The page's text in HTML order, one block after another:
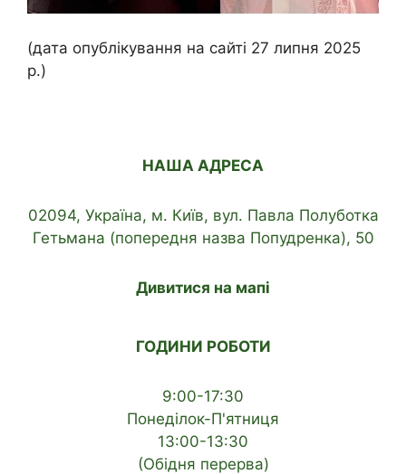
(дата опублікування на сайті 27 липня 2025
р.)
НАША АДРЕСА
02094, Україна, м. Київ, вул. Павла Полуботка
Гетьмана (попередня назва Попудренка), 50
Дивитися на мапі
ГОДИНИ РОБОТИ
9:00-17:30
Понеділок-П'ятниця
13:00-13:30
(Обідня перерва)